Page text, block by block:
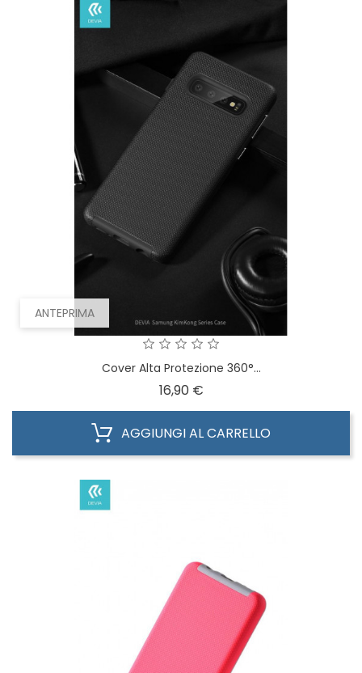
ANTEPRIMA
Cover Alta Protezione 360°...
16,90 €Prezzo
AGGIUNGI AL CARRELLO